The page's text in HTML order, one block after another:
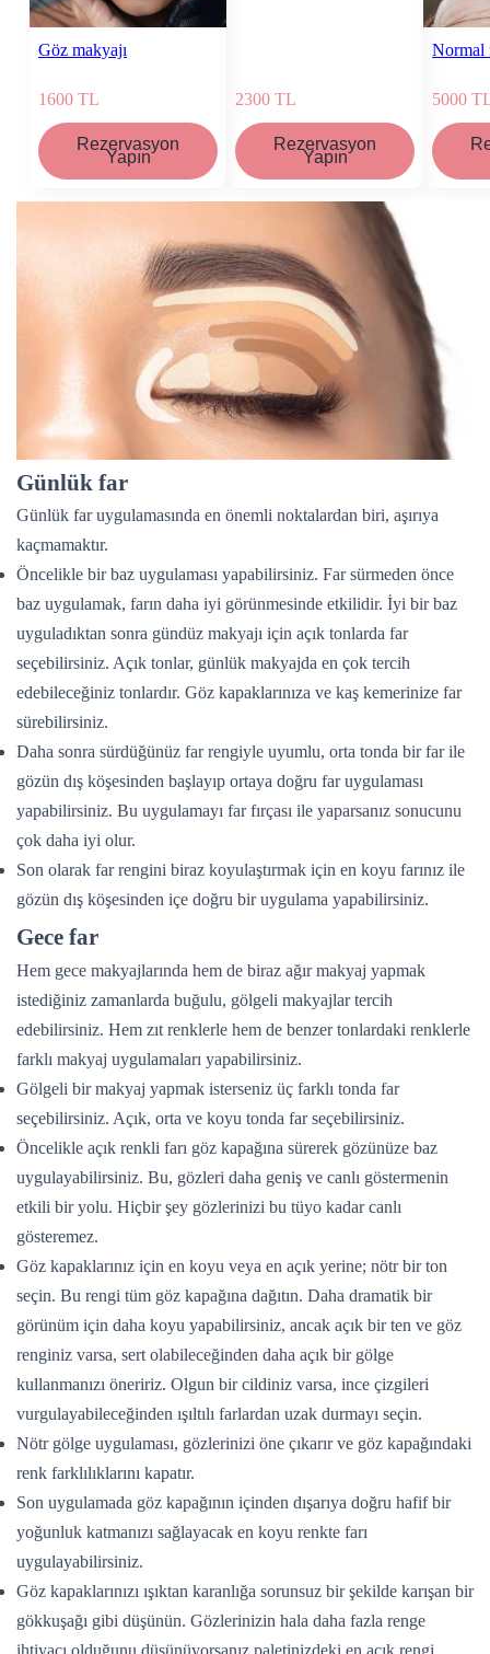
Göz makyajı
1600 TL
Rezervasyon
Yapın
2300 TL
Rezervasyon
Yapın
Normal
5000
Günlük far
Günlük far uygulamasında en önemli noktalardan biri, aşırıya
kaçmamaktır.
Öncelikle bir baz uygulaması yapabilirsiniz. Far sürmeden önce
baz uygulamak, farın daha iyi görünmesinde etkilidir. İyi bir baz
uyguladıktan sonra gündüz makyajı için açık tonlarda far
seçebilirsiniz. Açık tonlar, günlük makyajda en çok tercih
edebileceğiniz tonlardır. Göz kapaklarınıza ve kaş kemerinize far
sürebilirsiniz.
Daha sonra sürdüğünüz far rengiyle uyumlu, orta tonda bir far ile
gözün dış köşesinden başlayıp ortaya doğru far uygulaması
yapabilirsiniz. Bu uygulamayı far fırçası ile yaparsanız sonucunu
çok daha iyi olur.
Son olarak far rengini biraz koyulaştırmak için en koyu farınız ile
gözün dış köşesinden içe doğru bir uygulama yapabilirsiniz.
Gece far
Hem gece makyajlarında hem de biraz ağır makyaj yapmak
istediğiniz zamanlarda buğulu, gölgeli makyajlar tercih
edebilirsiniz. Hem zıt renklerle hem de benzer tonlardaki renklerle
farklı makyaj uygulamaları yapabilirsiniz.
Gölgeli bir makyaj yapmak isterseniz üç farklı tonda far
seçebilirsiniz. Açık, orta ve koyu tonda far seçebilirsiniz.
Öncelikle açık renkli farı göz kapağına sürerek gözünüze baz
uygulayabilirsiniz. Bu, gözleri daha geniş ve canlı göstermenin
etkili bir yolu. Hiçbir şey gözlerinizi bu tüyo kadar canlı
gösteremez.
Göz kapaklarınız için en koyu veya en açık yerine; nötr bir ton
seçin. Bu rengi tüm göz kapağına dağıtın. Daha dramatik bir
görünüm için daha koyu yapabilirsiniz, ancak açık bir ten ve göz
renginiz varsa, sert olabileceğinden daha açık bir gölge
kullanmanızı öneririz. Olgun bir cildiniz varsa, ince çizgileri
vurgulayabileceğinden ışıltılı farlardan uzak durmayı seçin.
Nötr gölge uygulaması, gözlerinizi öne çıkarır ve göz kapağındaki
renk farklılıklarını kapatır.
Son uygulamada göz kapağının içinden dışarıya doğru hafif bir
yoğunluk katmanızı sağlayacak en koyu renkte farı
uygulayabilirsiniz.
Göz kapaklarınızı ışıktan karanlığa sorunsuz bir şekilde karışan bir
gökkuşağı gibi düşünün. Gözlerinizin hala daha fazla renge
ihtiyacı olduğunu düşünüyorsanız paletinizdeki en açık rengi